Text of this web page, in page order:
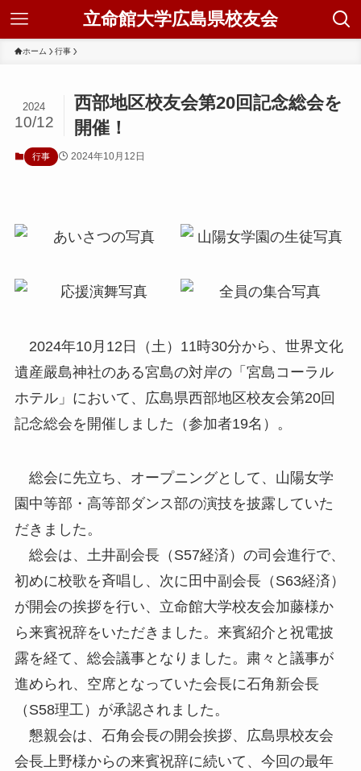
立命館大学広島県校友会
ホーム 行事
西部地区校友会第20回記念総会を
開催！
2024
10/12
行事 2024年10月12日
2024年10月12日（土）11時30分から、世界文化
遺産嚴島神社のある宮島の対岸の「宮島コーラル
ホテル」において、広島県西部地区校友会第20回
記念総会を開催しました（参加者19名）。
総会に先立ち、オープニングとして、山陽女学
園中等部・高等部ダンス部の演技を披露していた
だきました。
総会は、土井副会長（S57経済）の司会進行で、
初めに校歌を斉唱し、次に田中副会長（S63経済）
が開会の挨拶を行い、立命館大学校友会加藤様か
ら来賓祝辞をいただきました。来賓紹介と祝電披
露を経て、総会議事となりました。粛々と議事が
進められ、空席となっていた会長に石角新会長
（S58理工）が承認されました。
懇親会は、石角会長の開会挨拶、広島県校友会
会長上野様からの来賓祝辞に続いて、今回の最年